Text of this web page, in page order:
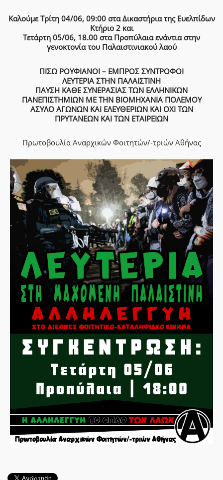
Καλούμε Τρίτη 04/06, 09:00 στα Δικαστήρια της Ευελπίδων
Κτήριο 2 και
Τετάρτη 05/06, 18.00 στα Προπύλαια ενάντια στην
γενοκτονία του Παλαιστινιακού λαού
ΠΙΣΩ ΡΟΥΦΙΑΝΟΙ – ΕΜΠΡΟΣ ΣΥΝΤΡΟΦΟΙ
ΛΕΥΤΕΡΙΑ ΣΤΗΝ ΠΑΛΑΙΣΤΙΝΗ
ΠΑΥΣΗ ΚΑΘΕ ΣΥΝΕΡΑΣΙΑΣ ΤΩΝ ΕΛΛΗΝΙΚΩΝ
ΠΑΝΕΠΙΣΤΗΜΙΩΝ ΜΕ ΤΗΝ ΒΙΟΜΗΧΑΝΙΑ ΠΟΛΕΜΟΥ
ΑΣΥΛΟ ΑΓΩΝΩΝ ΚΑΙ ΕΛΕΥΘΕΡΙΩΝ ΚΑΙ ΟΧΙ ΤΩΝ
ΠΡΥΤΑΝΕΩΝ ΚΑΙ ΤΩΝ ΕΤΑΙΡΕΙΩΝ
Πρωτοβουλία Αναρχικών Φοιτητών/-τριών Αθήνας